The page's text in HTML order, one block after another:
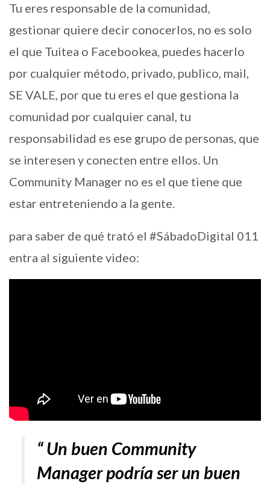
Tu eres responsable de la comunidad,
gestionar quiere decir conocerlos, no es solo
el que Tuitea o Facebookea, puedes hacerlo
por cualquier método, privado, publico, mail,
SE VALE, por que tu eres el que gestiona la
comunidad por cualquier canal, tu
responsabilidad es ese grupo de personas, que
se interesen y conecten entre ellos. Un
Community Manager no es el que tiene que
estar entreteniendo a la gente.
para saber de qué trató el #SábadoDigital 011
entra al siguiente video:
“ Un buen Community
Manager podría ser un buen